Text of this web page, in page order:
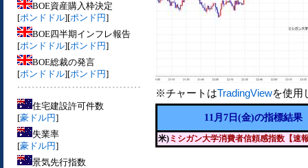
BOE資産購入枠決定
[ポンドドル][ポンド円]
BOE四半期インフレ報告
[ポンドドル][ポンド円]
BOE総裁の発言
[ポンドドル][ポンド円]
住宅建設許可件数
[豪ドル円]
失業率
[豪ドル円]
景気先行指数
※チャートはTradingViewを使用
11月7日(金)の指標結果
米) ミシガン大学消費者信頼感指数【速